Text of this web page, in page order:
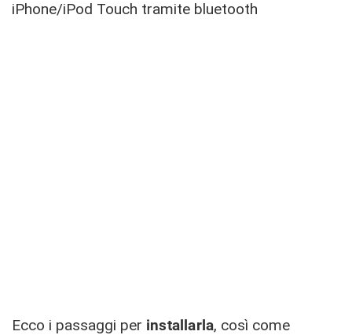
iPhone/iPod Touch tramite bluetooth
Ecco i passaggi per installarla, così come